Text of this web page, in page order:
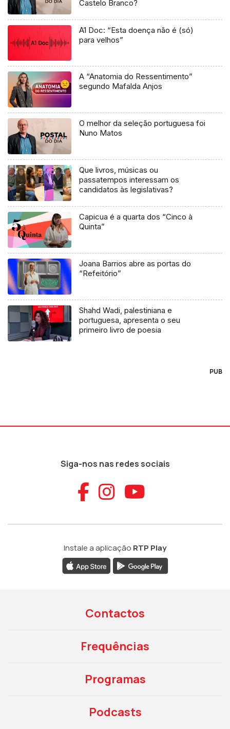
Castelo Branco?
A1 Doc: “Esta doença não é (só)
para velhos”
A “Anatomia do Ressentimento”
segundo Mafalda Anjos
O melhor da seleção portuguesa foi
Nuno Matos
Que livros, músicas ou
passatempos interessam os
candidatos às legislativas?
Capicua é a quarta dos “Cinco à
Quinta”
Joana Barrios abre as portas do
“Refeitório”
Shahd Wadi, palestiniana e
portuguesa, apresenta o seu
primeiro livro de poesia
PUB
Siga-nos nas redes sociais
Aceder ao
Aceder ao
Aceder
Instale a aplicação RTP Play
Contactos
Frequências
Programas
Podcasts